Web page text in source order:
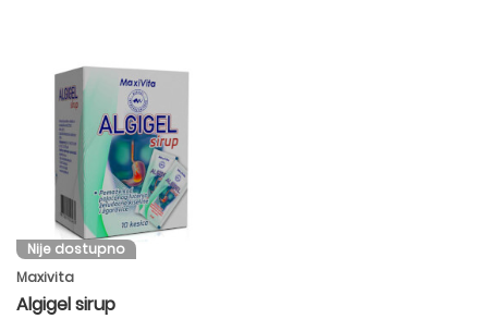
Nije dostupno
Maxivita
Algigel sirup